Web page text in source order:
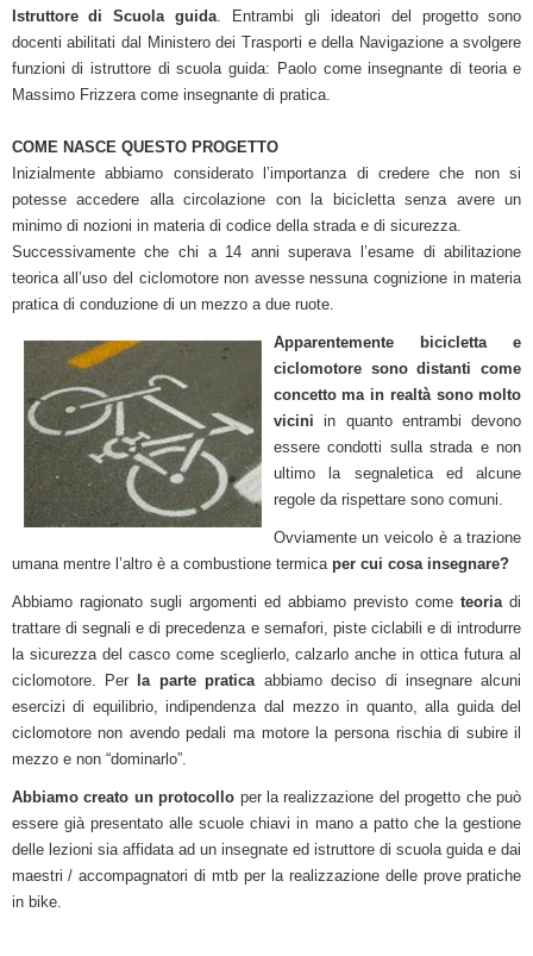
Istruttore di Scuola guida . Entrambi gli ideatori del progetto sono
docenti abilitati dal Ministero dei Trasporti e della Navigazione a svolgere
funzioni di istruttore di scuola guida: Paolo come insegnante di teoria e
Massimo Frizzera come insegnante di pratica.
COME NASCE QUESTO PROGETTO
Inizialmente abbiamo considerato l’importanza di credere che non si
potesse accedere alla circolazione con la bicicletta senza avere un
minimo di nozioni in materia di codice della strada e di sicurezza.
Successivamente che chi a 14 anni superava l’esame di abilitazione
teorica all’uso del ciclomotore non avesse nessuna cognizione in materia
pratica di conduzione di un mezzo a due ruote.
Apparentemente bicicletta e
ciclomotore sono distanti come
concetto ma in realtà sono molto
vicini in quanto entrambi devono
essere condotti sulla strada e non
ultimo la segnaletica ed alcune
regole da rispettare sono comuni.
Ovviamente un veicolo è a trazione
umana mentre l’altro è a combustione termica per cui cosa insegnare?
Abbiamo ragionato sugli argomenti ed abbiamo previsto cometeoria di
trattare di segnali e diprecedenza e semafori, piste ciclabili e di introdurre
la sicurezza del casco come sceglierlo, calzarlo anche in ottica futura al
ciclomotore. Per la parte pratica abbiamo deciso di insegnare alcuni
esercizi di equilibrio, indipendenza dal mezzo in quanto, alla guida del
ciclomotore non avendo pedali ma motore la persona rischia di subire il
mezzo e non “dominarlo”.
Abbiamo creato un protocollo per la realizzazione del progetto che può
essere già presentato alle scuole chiavi in mano a patto che la gestione
delle lezioni sia affidata ad un insegnate ed istruttore di scuola guida e dai
maestri / accompagnatori di mtb per la realizzazione delle prove pratiche
in bike.